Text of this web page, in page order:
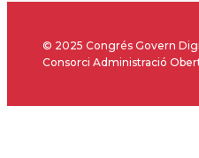
© 2025 Congrés Govern
Consorci Administració